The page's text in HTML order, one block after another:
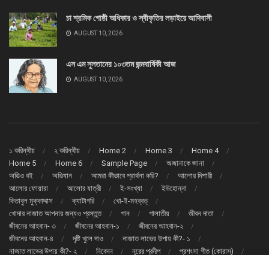
চা শ্রমিক গোষ্ঠী অধিকার ও স্বীকৃতির লড়াইয়ে আদিবাসী
AUGUST 10, 2026
এস এম সুলতানের ১০৩তম জন্মবার্ষিকী আজ
AUGUST 10, 2026
১ করিন্থীয় ২ করিন্থীয় Home 2 Home 3
Home 4
Home 5
Home 6 Sample Page
অজানাকে জানা
অডিও বই
অভিযান আমরা কীভাবে প্রার্থনা করি?
আলোর দিশারী
আলোর ফোয়ারা
আলোর যাত্রী ই-সংখ্যা
ইউহোন্না
কিতাবুল মুক্কাদ্দাস
ক্যাটাগরি
খো-ই-মহব্বত্
খোদার নাজাত আপনার জন্যও প্রস্তুত
গান গালাতীয়
জীবন দাতা
জীবনের আহবান- ৩
জীবনের আহবান-১
জীবনের আহবান-২
জীবনের আহবান-৪
দৃষ্টি খুলে দাও
নাজাত লাভের উপায় কী?- ১
নাজাত লাভের উপায় কী?- ২
নিবেদন নূরের প্রদীপ প্রশংসা গীত (কোরাস্)